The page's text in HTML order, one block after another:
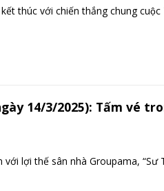
thúc với chiến thắng chung
14/3/2025): Tấm vé
lợi thế sân nhà Groupama,